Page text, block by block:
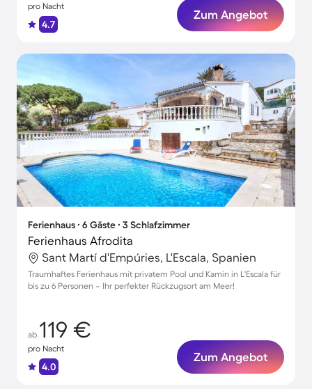
pro Nacht
4.7
Zum Angebot
Ferienhaus ∙ 6 Gäste ∙ 3 Schlafzimmer
Ferienhaus Afrodita
Sant Martí d'Empúries, L'Escala, Spanien
Traumhaftes Ferienhaus mit privatem Pool und Kamin in L'Escala für
bis zu 6 Personen – Ihr perfekter Rückzugsort am Meer!
ab 119 €
pro Nacht
4.0
Zum Angebot